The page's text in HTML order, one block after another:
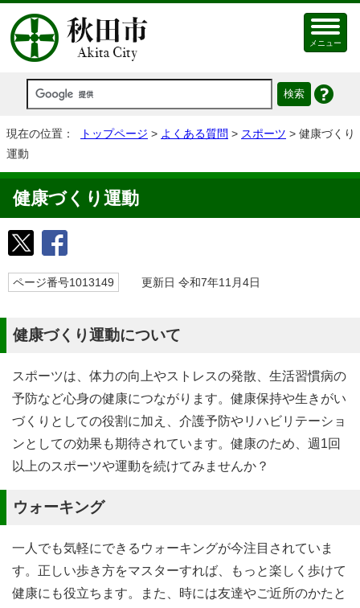
メニュー
現在の位置： トップページ > よくある質問 > スポーツ > 健康づくり
運動
健康づくり運動
ページ番号1013149 更新日 令和7年11月4日
健康づくり運動について
スポーツは、体力の向上やストレスの発散、生活習慣病の
予防など心身の健康につながります。健康保持や生きがい
づくりとしての役割に加え、介護予防やリハビリテーショ
ンとしての効果も期待されています。健康のため、週1回
以上のスポーツや運動を続けてみませんか？
ウォーキング
一人でも気軽にできるウォーキングが今注目されていま
す。正しい歩き方をマスターすれば、もっと楽しく歩けて
健康にも役立ちます。また、時には友達やご近所のかたと